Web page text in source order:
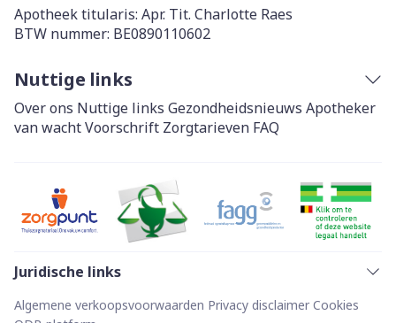
Apotheek titularis: Apr. Tit. Charlotte Raes
BTW nummer: BE0890110602
Nuttige links
Over ons Nuttige links Gezondheidsnieuws Apotheker
van wachtVoorschrift Zorgtarieven FAQ
Juridische links
Algemene verkoopsvoorwaarden Privacy disclaimer Cookies